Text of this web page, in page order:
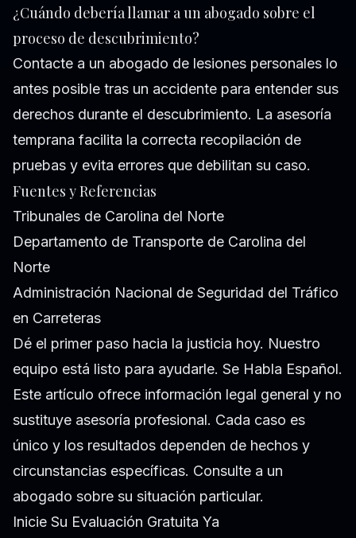
¿Cuándo debería llamar a un abogado sobre el
proceso de descubrimiento?
Contacte a un abogado de lesiones personales lo
antes posible tras un accidente para entender sus
derechos durante el descubrimiento. La asesoría
temprana facilita la correcta recopilación de
pruebas y evita errores que debilitan su caso.
Fuentes y Referencias
Tribunales de Carolina del Norte
Departamento de Transporte de Carolina del
Norte
Administración Nacional de Seguridad del Tráfico
en Carreteras
Dé el primer paso hacia la justicia hoy. Nuestro
equipo está listo para ayudarle. Se Habla Español.
Este artículo ofrece información legal general y no
sustituye asesoría profesional. Cada caso es
único y los resultados dependen de hechos y
circunstancias específicas. Consulte a un
abogado sobre su situación particular.
Inicie Su Evaluación Gratuita Ya